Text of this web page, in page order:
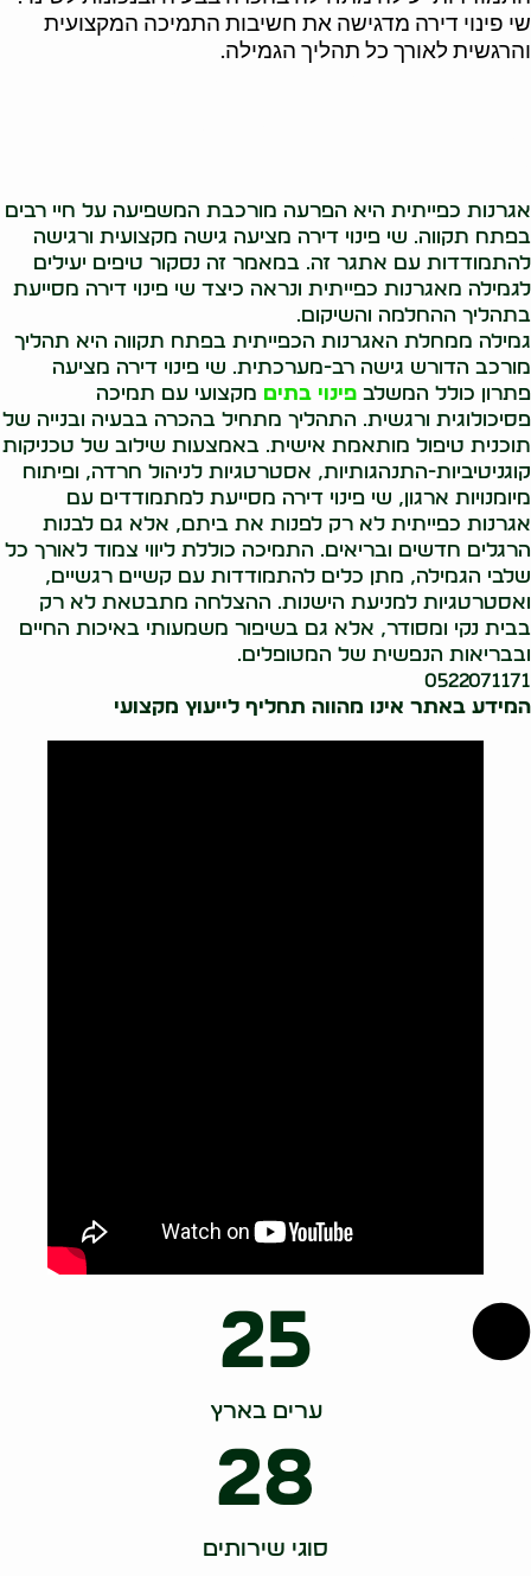
שי פינוי דירה מדגישה את חשיבות התמיכה המקצועית
והרגשית לאורך כל תהליך הגמילה.
אגרנות כפייתית היא הפרעה מורכבת המשפיעה על חיי רבים
בפתח תקווה. שי פינוי דירה מציעה גישה מקצועית ורגישה
להתמודדות עם אתגר זה. במאמר זה נסקור טיפים יעילים
לגמילה מאגרנות כפייתית ונראה כיצד שי פינוי דירה מסייעת
בתהליך ההחלמה והשיקום.
גמילה ממחלת האגרנות הכפייתית בפתח תקווה היא תהליך
מורכב הדורש גישה רב-מערכתית. שי פינוי דירה מציעה
פתרון כולל המשלב פינוי בתים מקצועי עם תמיכה
פסיכולוגית ורגשית. התהליך מתחיל בהכרה בבעיה ובנייה של
תוכנית טיפול מותאמת אישית. באמצעות שילוב של טכניקות
קוגניטיביות-התנהגותיות, אסטרטגיות לניהול חרדה, ופיתוח
מיומנויות ארגון, שי פינוי דירה מסייעת למתמודדים עם
אגרנות כפייתית לא רק לפנות את ביתם, אלא גם לבנות
הרגלים חדשים ובריאים. התמיכה כוללת ליווי צמוד לאורך כל
שלבי הגמילה, מתן כלים להתמודדות עם קשיים רגשיים,
ואסטרטגיות למניעת הישנות. ההצלחה מתבטאת לא רק
בבית נקי ומסודר, אלא גם בשיפור משמעותי באיכות החיים
ובבריאות הנפשית של המטופלים.
0522071171
המידע באתר אינו מהווה תחליף לייעוץ מקצועי
ערים בארץ
25
סוגי שירותים
28